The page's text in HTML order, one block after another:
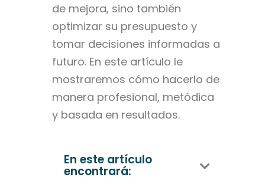
de mejora, sino también
optimizar su presupuesto y
tomar decisiones informadas a
futuro. En este artículo le
mostraremos cómo hacerlo de
manera profesional, metódica
y basada en resultados.
En este artículo
encontrará: